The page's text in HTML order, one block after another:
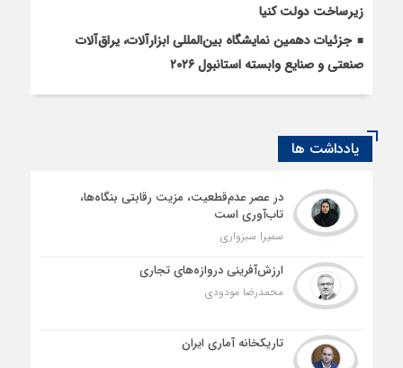
زیرساخت دولت کنیا
جزئیات دهمین نمایشگاه بین‌المللی ابزارآلات، یراق‌آلات
صنعتی و صنایع وابسته استانبول ۲۰۲۶
یادداشت ها
در عصر عدم‌قطعیت، مزیت رقابتی بنگاه‌ها،
تاب‌آوری است
سمیرا سبزواری
ارزش‌آفرینی دروازه‌های تجاری
محمدرضا مودودی
تاریکخانه آماری ایران